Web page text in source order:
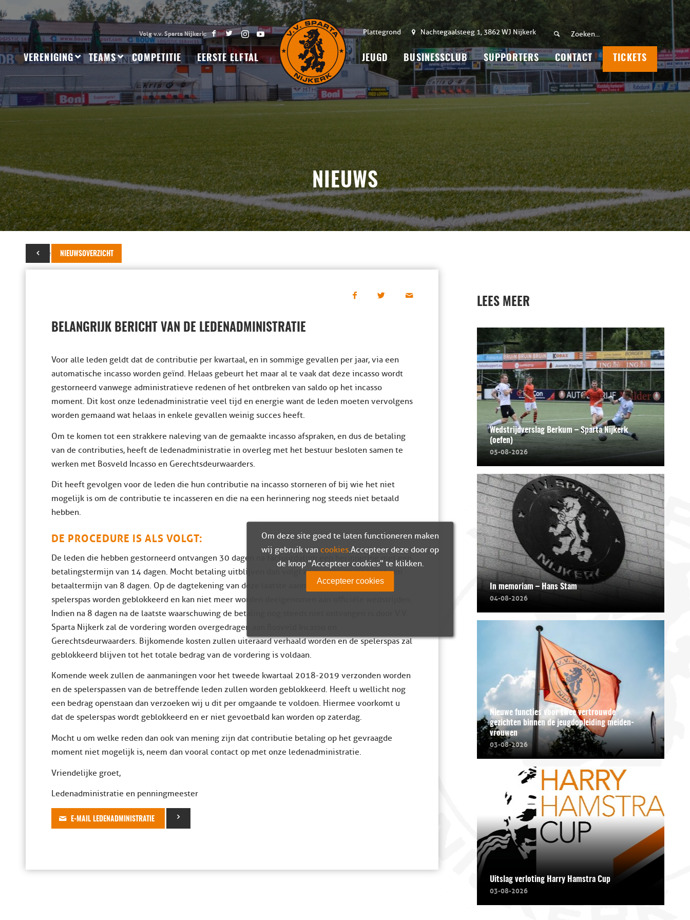
Plattegrond Nachtegaalsteeg 1, 3862 WJ Nijkerk
VERENIGING TEAMS COMPETITIE EERSTE ELFTAL JEUGD BUSINESSCLUB SUPPORTERS CONTACT TICKETS
NIEUWS
NIEUWSOVERZICHT
22 november 2018
BELANGRIJK BERICHT VAN DE LEDENADMINISTRATIE
Voor alle leden geldt dat de contributie per kwartaal, en in sommige gevallen per jaar, via een
automatische incasso worden geïnd. Helaas gebeurt het maar al te vaak dat deze incasso wordt
gestorneerd vanwege administratieve redenen of het ontbreken van saldo op het incasso
moment. Dit kost onze ledenadministratie veel tijd en energie want de leden moeten vervolgens
worden gemaand wat helaas in enkele gevallen weinig succes heeft.
Om te komen tot een strakkere naleving van de gemaakte incasso afspraken, en dus de betaling
van de contributies, heeft de ledenadministratie in overleg met het bestuur besloten samen te
werken met Bosveld Incasso en Gerechtsdeurwaarders.
Dit heeft gevolgen voor de leden die hun contributie na incasso storneren of bij wie het niet
mogelijk is om de contributie te incasseren en die na een herinnering nog steeds niet betaald
hebben.
DE PROCEDURE IS ALS VOLGT:
De leden die hebben gestorneerd ontvangen 30 dagen na factuurdatum een herinnering met een
betalingstermijn van 14 dagen. Mocht betaling uitblijven dan volgt er een aanmaning met een
betaaltermijn van 8 dagen. Op de dagtekening van deze laatste aanmaning zal direct de
spelerspas worden geblokkeerd en kan niet meer worden deelgenomen aan officiële wedstrijden.
Indien na 8 dagen na de laatste waarschuwing de betaling nog steeds niet ontvangen is door V.V.
Sparta Nijkerk zal de vordering worden overgedragen aan Bosveld Incasso en
Gerechtsdeurwaarders. Bijkomende kosten zullen uiteraard verhaald worden en de spelerspas zal
geblokkeerd blijven tot het totale bedrag van de vordering is voldaan.
Komende week zullen de aanmaningen voor het tweede kwartaal 2018-2019 verzonden worden
en de spelerspassen van de betreffende leden zullen worden geblokkeerd. Heeft u wellicht nog
een bedrag openstaan dan verzoeken wij u dit per omgaande te voldoen. Hiermee voorkomt u
dat de spelerspas wordt geblokkeerd en er niet gevoetbald kan worden op zaterdag.
Mocht u om welke reden dan ook van mening zijn dat contributie betaling op het gevraagde
moment niet mogelijk is, neem dan vooral contact op met onze ledenadministratie.
Vriendelijke groet,
Ledenadministratie en penningmeester
E-MAIL LEDENADMINISTRATIE
LEES MEER
Wedstrijdverslag Berkum – Sparta Nijkerk
(oefen)
05-08-2026
In memoriam – Hans Stam
04-08-2026
Nieuwe functies voor twee vertrouwde
gezichten binnen de jeugdopleiding meiden-
vrouwen
03-08-2026
Uitslag verloting Harry Hamstra Cup
03-08-2026
Om deze site goed te laten functioneren maken
wij gebruik van cookies. Accepteer deze door op
de knop "Accepteer cookies" te klikken.
Accepteer cookies